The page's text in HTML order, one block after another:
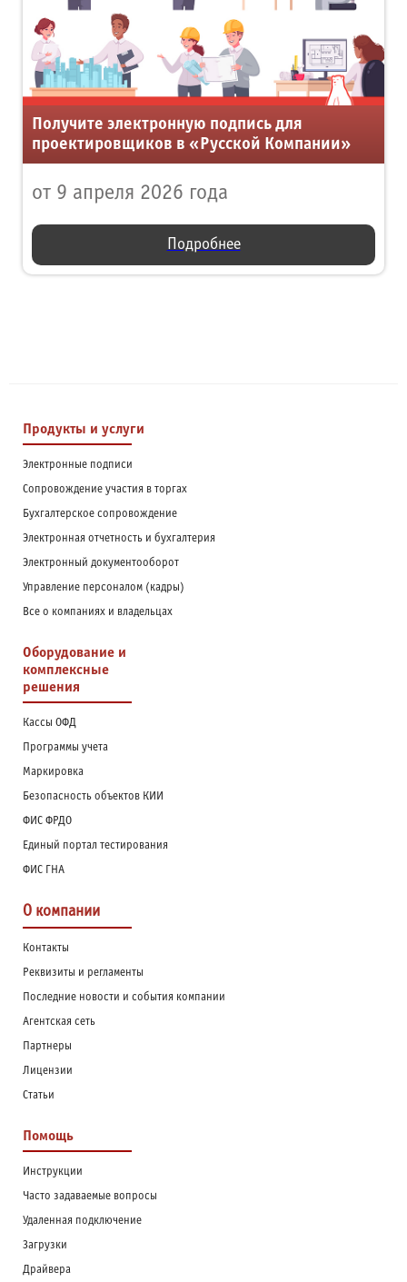
Получите электронную подпись для
проектировщиков в «Русской Компании»
от 9 апреля 2026 года
Подробнее
Продукты и услуги
Электронные подписи
Сопровождение участия в торгах
Бухгалтерское сопровождение
Электронная отчетность и бухгалтерия
Электронный документооборот
Управление персоналом (кадры)
Все о компаниях и владельцах
Оборудование и
комплексные
решения
Кассы ОФД
Программы учета
Маркировка
Безопасность объектов КИИ
ФИС ФРДО
Единый портал тестирования
ФИС ГНА
О компании
Контакты
Реквизиты и регламенты
Последние новости и события компании
Агентская сеть
Партнеры
Лицензии
Статьи
Помощь
Инструкции
Часто задаваемые вопросы
Удаленная подключение
Загрузки
Драйвера